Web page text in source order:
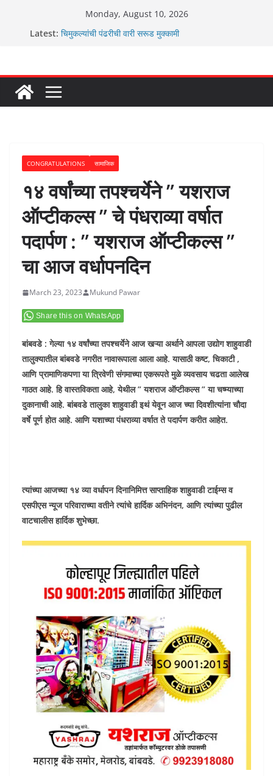
Monday, August 10, 2026
Latest: चिमुकल्यांची पंढरीची वारी सरूड मुक्कामी
आम्ही वारस सह्याद्रीचे कौतुक सोहळा २०२६
CONGRATULATIONS सामाजिक
१४ वर्षांच्या तपश्चर्येने ” यशराज
ऑप्टीकल्स ” चे पंधराव्या वर्षात
पदार्पण : ” यशराज ऑप्टीकल्स ”
चा आज वर्धापनदिन
March 23, 2023 Mukund Pawar
Share this on WhatsApp
बांबवडे : गेल्या १४ वर्षांच्या तपश्चर्येने आज खऱ्या अर्थाने आपला उद्योग शाहुवाडी
तालुक्यातील बांबवडे नगरीत नावारूपाला आला आहे. यासाठी कष्ट, चिकाटी ,
आणि प्रामाणिकपणा या त्रिवेणी संगमाच्या एकरूपते मुळे व्यवसाय चढता आलेख
गाठत आहे. हि वास्तविकता आहे, येथील ” यशराज ऑप्टीकल्स ” या चष्म्याच्या
दुकानाची आहे. बांबवडे तालुका शाहुवाडी इथं येवून आज च्या दिवशीत्यांना चौदा
वर्षे पूर्ण होत आहे. आणि यशाच्या पंधराव्या वर्षात ते पदार्पण करीत आहेत.
त्यांच्या आजच्या १४ व्या वर्धापन दिनानिमित्त साप्ताहिक शाहुवाडी टाईम्स व
एसपीएस न्यूज परिवाराच्या वतीने त्यांचे हार्दिक अभिनंदन, आणि त्यांच्या पुढील
वाटचालीस हार्दिक शुभेच्छा.